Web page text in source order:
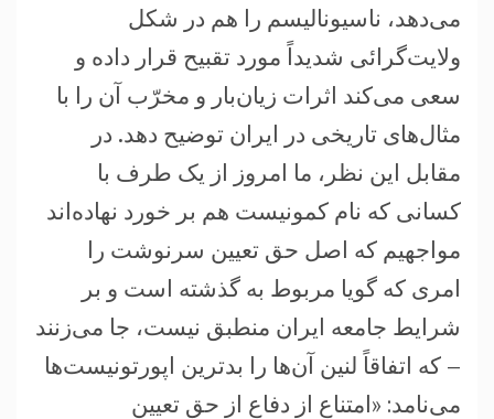
می‌دهد، ناسیونالیسم را هم در شکل
ولایت‌گرائی شدیداً مورد تقبیح قرار داده و
سعی می‌کند اثرات زیان‌بار و مخرّب آن را با
مثال‌های تاریخی در ایران توضیح دهد. در
مقابل این نظر، ما امروز از یک طرف با
کسانی که نام کمونیست هم بر خورد نهاده‌اند
مواجهیم که اصل حق تعیین سرنوشت را
امری که گویا مربوط به گذشته است و بر
شرایط جامعه ایران منطبق نیست، جا می‌زنند
– که اتفاقاً لنین آن‌ها را بدترین اپورتونیست‌ها
می‌نامد: «امتناع از دفاع از حق تعیین